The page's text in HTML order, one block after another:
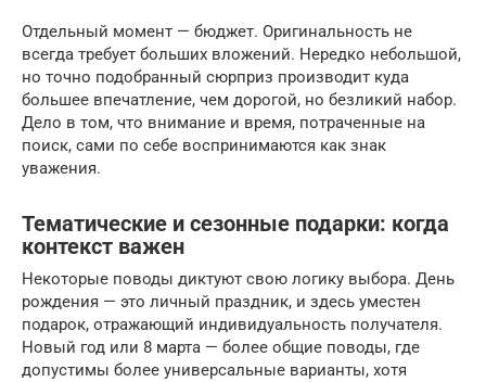
Отдельный момент — бюджет. Оригинальность не
всегда требует больших вложений. Нередко небольшой,
но точно подобранный сюрприз производит куда
большее впечатление, чем дорогой, но безликий набор.
Дело в том, что внимание и время, потраченные на
поиск, сами по себе воспринимаются как знак
уважения.
Тематические и сезонные подарки: когда
контекст важен
Некоторые поводы диктуют свою логику выбора. День
рождения — это личный праздник, и здесь уместен
подарок, отражающий индивидуальность получателя.
Новый год или 8 марта — более общие поводы, где
допустимы более универсальные варианты, хотя